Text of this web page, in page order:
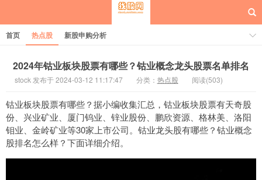
首页 热点股 新股申购分析
2024年钴业板块股票有哪些？钴业概念龙头股票名单排名
stock 发布于 2024-03-12 11:17:47 分类： 热点股 阅读(503)
钴业板块股票有哪些？据小编收集汇总，钴业板块股票有天奇股
份、兴业矿业、厦门钨业、锌业股份、鹏欣资源、格林美、洛阳
钼业、金岭矿业等30家上市公司。钴业龙头股有哪些？钴业概念
股排名怎么样？下面详细介绍。